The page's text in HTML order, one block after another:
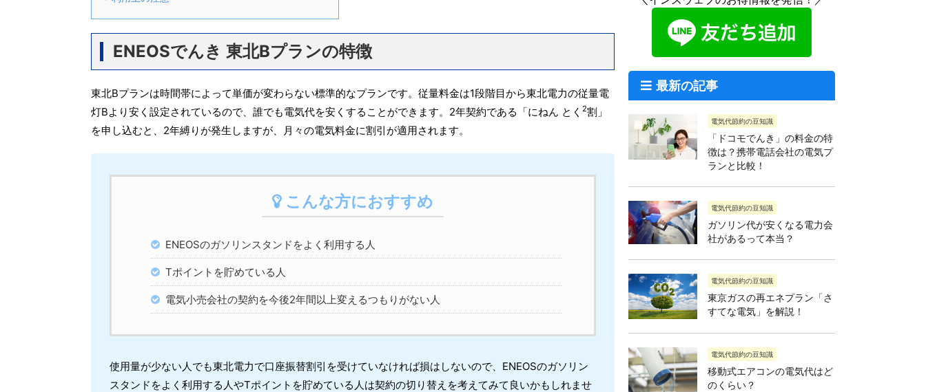
ENEOSでんき 東北Bプランの特徴
東北Bプランは時間帯によって単価が変わらない標準的なプランです。従量料金は1段階目から東北電力の従量電
灯Bより安く設定されているので、誰でも電気代を安くすることができます。2年契約である「にねん とく 2割」
を申し込むと、2年縛りが発生しますが、月々の電気料金に割引が適用されます。
こんな方におすすめ
ENEOSのガソリンスタンドをよく利用する人
Tポイントを貯めている人
電気小売会社の契約を今後2年間以上変えるつもりがない人
使用量が少ない人でも東北電力で口座振替割引を受けていなければ損はしないので、ENEOSのガソリン
スタンドをよく利用する人やTポイントを貯めている人は契約の切り替えを考えてみて良いかもしれませ
最新の記事
電気代節約の豆知識
「ドコモでんき」の料金の特
徴は？携帯電話会社の電気プ
ランと比較！
電気代節約の豆知識
ガソリン代が安くなる電力会
社があるって本当？
電気代節約の豆知識
東京ガスの再エネプラン「さ
すてな電気」を解説！
電気代節約の豆知識
移動式エアコンの電気代はど
のくらい？